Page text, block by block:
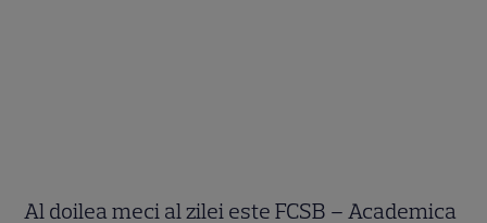
Al doilea meci al zilei este FCSB – Academica